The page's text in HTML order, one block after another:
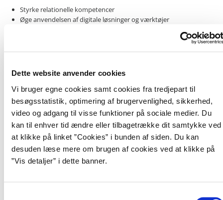
Dette website anvender cookies
Vi bruger egne cookies samt cookies fra tredjepart til
besøgsstatistik, optimering af brugervenlighed, sikkerhed,
video og adgang til visse funktioner på sociale medier. Du
kan til enhver tid ændre eller tilbagetrække dit samtykke ved
at klikke på linket ”Cookies” i bunden af siden. Du kan
desuden læse mere om brugen af cookies ved at klikke på
”Vis detaljer” i dette banner.
Styrke relationelle kompetencer
Øge anvendelsen af digitale løsninger og værktøjer
Lederne har valgt at tage systemet i brug ud fra behov og interesse i
konkrete teams eller hos enkelte medarbejdere. Allerede efter to uger
Et eksempel på hvordan en ledelsesmæssig tilgang til læring kan have
stor betydning for et team, giver kantineleder Dorte Jensens historie
et særligt indblik i.
Hjemmearbejdsperioden gav plads til vigtig læring
Da Danmark lukkede ned, fik Campus en uforudset betydning for den
virtuelle læring på VIA. Kantineleder, Dorthe Jensen, leder et team med
20 ansatte, som ikke kunne udføre deres daglige arbejde, under